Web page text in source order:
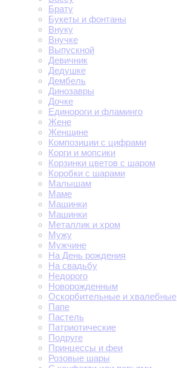
Брату
Букеты и фонтаны
Внуку
Внучке
Выпускной
Девичник
Дедушке
Дембель
Динозавры
Дочке
Единороги и фламинго
Жене
Женщине
Композиции с цифрами
Корги и мопсики
Корзинки цветов с шаром
Коробки с шарами
Малышам
Маме
Машинки
Машинки
Металлик и хром
Мужу
Мужчине
На День рождения
На свадьбу
Недорого
Новорожденным
Оскорбительные и хвалебные
Папе
Пастель
Патриотические
Подруге
Принцессы и феи
Розовые шары